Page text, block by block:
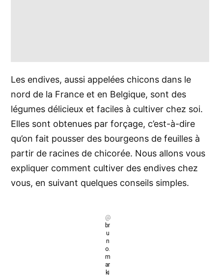
Les endives, aussi appelées chicons dans le
nord de la France et en Belgique, sont des
légumes délicieux et faciles à cultiver chez soi.
Elles sont obtenues par forçage, c’est-à-dire
qu’on fait pousser des bourgeons de feuilles à
partir de racines de chicorée. Nous allons vous
expliquer comment cultiver des endives chez
vous, en suivant quelques conseils simples.
@
br
u
n
o.
m
ar
ki